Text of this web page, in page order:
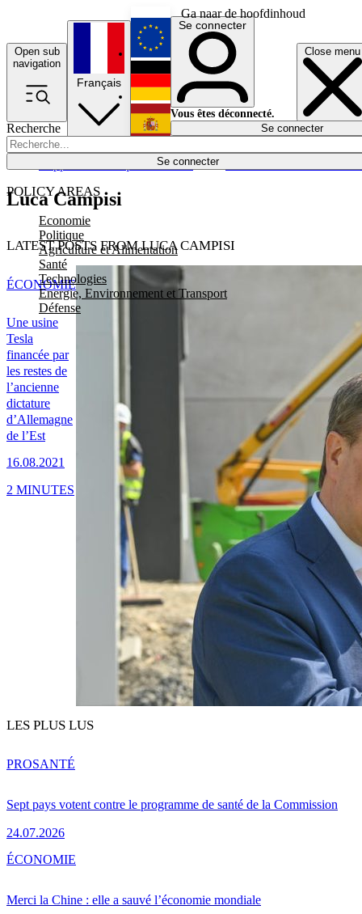
Ga naar de hoofdinhoud
Open sub
navigation
Close menu
Recherche
Se connecter
POLICY AREAS
Economie
Politique
Agriculture et Alimentation
Santé
Technologies
Energie, Environnement et Transport
Défense
Économie
Français
English
Deutsch
Español
Se connecter
Vous êtes déconnecté.
Se connecter
Luca Campisi
LATEST POSTS FROM LUCA CAMPISI
Une usine
Tesla
financée par
les restes de
l’ancienne
dictature
d’Allemagne
de l’Est
16.08.2021
ÉCONOMIE
2 MINUTES
LES PLUS LUS
Sept pays votent contre le programme de santé de la Commission
24.07.2026
PROSANTÉ
Merci la Chine : elle a sauvé l’économie mondiale
ÉCONOMIE